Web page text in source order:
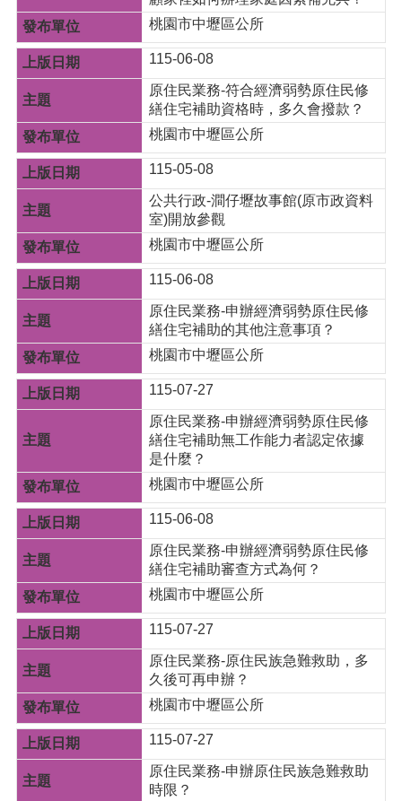
網
站
料
開
宣
告
網
站
全
政
策
桃園市中壢區公所
115-06-08
原住民業務-符合經濟弱勢原住民修
繕住宅補助資格時，多久會撥款？
桃園市中壢區公所
115-05-08
公共行政-澗仔壢故事館(原市政資料
室)開放參觀
桃園市中壢區公所
115-06-08
原住民業務-申辦經濟弱勢原住民修
繕住宅補助的其他注意事項？
桃園市中壢區公所
115-07-27
原住民業務-申辦經濟弱勢原住民修
繕住宅補助無工作能力者認定依據
是什麼？
桃園市中壢區公所
115-06-08
原住民業務-申辦經濟弱勢原住民修
繕住宅補助審查方式為何？
桃園市中壢區公所
115-07-27
原住民業務-原住民族急難救助，多
久後可再申辦？
桃園市中壢區公所
115-07-27
原住民業務-申辦原住民族急難救助
時限？